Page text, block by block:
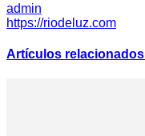
admin
https://riodeluz.com
Artículos relacionados